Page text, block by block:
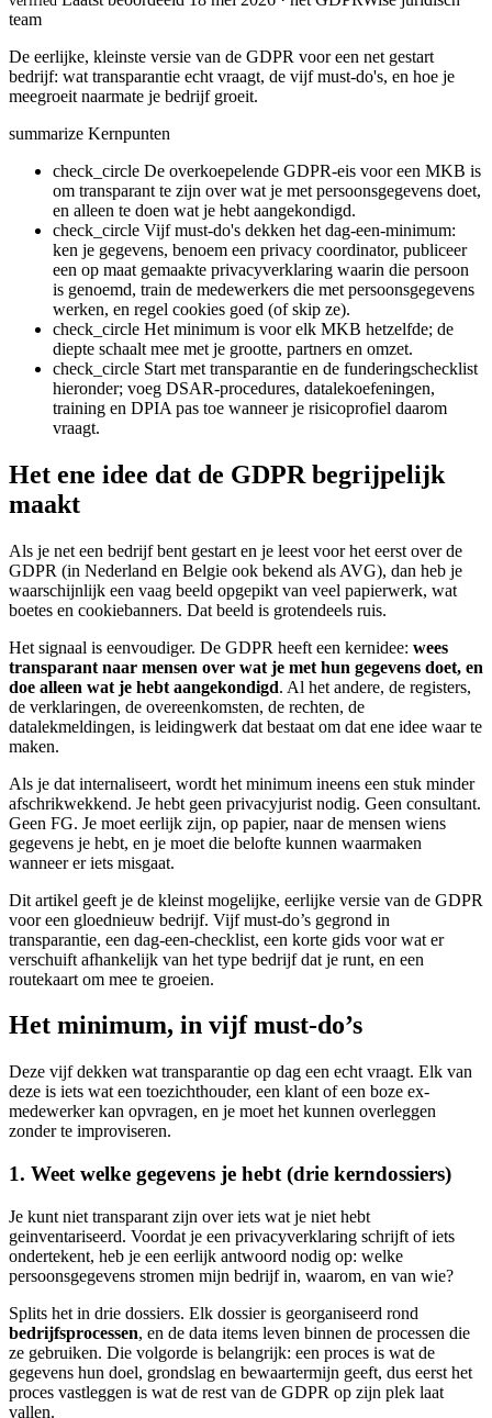
team
De eerlijke, kleinste versie van de GDPR voor een net gestart
bedrijf: wat transparantie echt vraagt, de vijf must-do's, en hoe je
meegroeit naarmate je bedrijf groeit.
summarize Kernpunten
check_circle De overkoepelende GDPR-eis voor een MKB is
om transparant te zijn over wat je met persoonsgegevens doet,
en alleen te doen wat je hebt aangekondigd.
check_circle Vijf must-do's dekken het dag-een-minimum:
ken je gegevens, benoem een privacy coordinator, publiceer
een op maat gemaakte privacyverklaring waarin die persoon
is genoemd, train de medewerkers die met persoonsgegevens
werken, en regel cookies goed (of skip ze).
check_circle Het minimum is voor elk MKB hetzelfde; de
diepte schaalt mee met je grootte, partners en omzet.
check_circle Start met transparantie en de funderingschecklist
hieronder; voeg DSAR-procedures, datalekoefeningen,
training en DPIA pas toe wanneer je risicoprofiel daarom
vraagt.
Het ene idee dat de GDPR begrijpelijk
maakt
Als je net een bedrijf bent gestart en je leest voor het eerst over de
GDPR (in Nederland en Belgie ook bekend als AVG), dan heb je
waarschijnlijk een vaag beeld opgepikt van veel papierwerk, wat
boetes en cookiebanners. Dat beeld is grotendeels ruis.
Het signaal is eenvoudiger. De GDPR heeft een kernidee: wees
transparant naar mensen over wat je met hun gegevens doet, en
doe alleen wat je hebt aangekondigd. Al het andere, de registers,
de verklaringen, de overeenkomsten, de rechten, de
datalekmeldingen, is leidingwerk dat bestaat om dat ene idee waar te
maken.
Als je dat internaliseert, wordt het minimum ineens een stuk minder
afschrikwekkend. Je hebt geen privacyjurist nodig. Geen consultant.
Geen FG. Je moet eerlijk zijn, op papier, naar de mensen wiens
gegevens je hebt, en je moet die belofte kunnen waarmaken
wanneer er iets misgaat.
Dit artikel geeft je de kleinst mogelijke, eerlijke versie van de GDPR
voor een gloednieuw bedrijf. Vijf must-do’s gegrond in
transparantie, een dag-een-checklist, een korte gids voor wat er
verschuift afhankelijk van het type bedrijf dat je runt, en een
routekaart om mee te groeien.
Het minimum, in vijf must-do’s
Deze vijf dekken wat transparantie op dag een echt vraagt. Elk van
deze is iets wat een toezichthouder, een klant of een boze ex-
medewerker kan opvragen, en je moet het kunnen overleggen
zonder te improviseren.
1. Weet welke gegevens je hebt (drie kerndossiers)
Je kunt niet transparant zijn over iets wat je niet hebt
geinventariseerd. Voordat je een privacyverklaring schrijft of iets
ondertekent, heb je een eerlijk antwoord nodig op: welke
persoonsgegevens stromen mijn bedrijf in, waarom, en van wie?
Splits het in drie dossiers. Elk dossier is georganiseerd rond
bedrijfsprocessen, en de data items leven binnen de processen die
ze gebruiken. Die volgorde is belangrijk: een proces is wat de
gegevens hun doel, grondslag en bewaartermijn geeft, dus eerst het
proces vastleggen is wat de rest van de GDPR op zijn plek laat
vallen.